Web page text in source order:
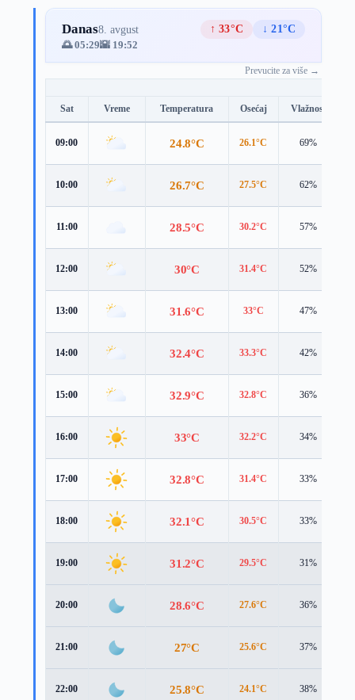
Danas8. avgust ↑ 33°C
↓ 21°C
🌅 05:29🌇 19:52
Prevucite za više →
Sat Vreme Temperatura Osećaj Vlažnost
09:00 24.8°C 26.1°C 69%
10:00 26.7°C 27.5°C 62%
11:00 28.5°C 30.2°C 57%
12:00 30°C 31.4°C 52%
13:00 31.6°C 33°C 47%
14:00 32.4°C 33.3°C 42%
15:00 32.9°C 32.8°C 36%
16:00 33°C 32.2°C 34%
17:00 32.8°C 31.4°C 33%
18:00 32.1°C 30.5°C 33%
19:00 31.2°C 29.5°C 31%
20:00 28.6°C 27.6°C 36%
21:00 27°C 25.6°C 37%
22:00 25.8°C 24.1°C 38%